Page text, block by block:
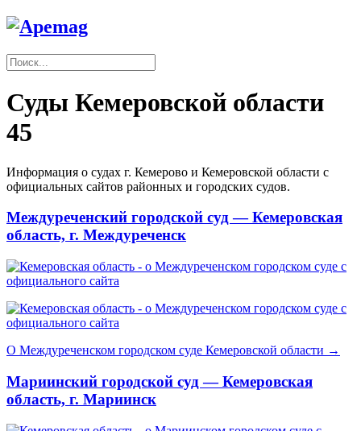
Суды Кемеровской области
45
Информация о судах г. Кемерово и Кемеровской области с
официальных сайтов районных и городских судов.
Междуреченский городской суд — Кемеровская
область, г. Междуреченск
О Междуреченском городском суде Кемеровской области →
Мариинский городской суд — Кемеровская
область, г. Мариинск